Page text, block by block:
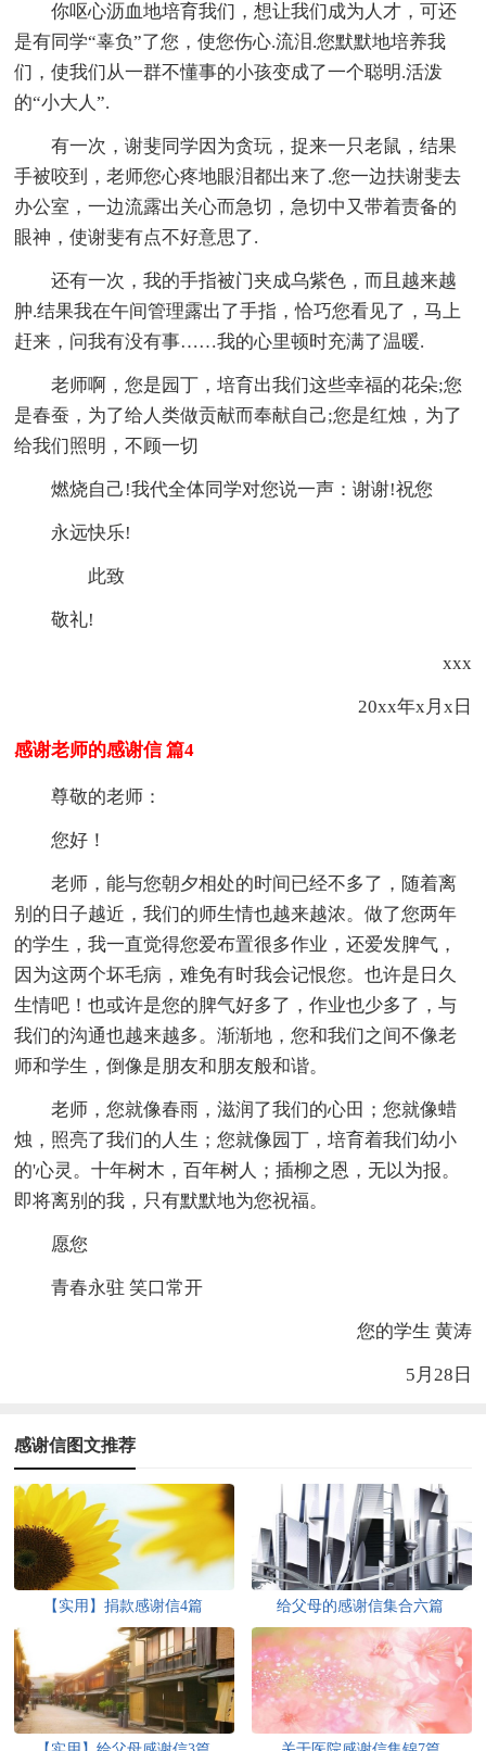
你呕心沥血地培育我们，想让我们成为人才，可还
是有同学“辜负”了您，使您伤心.流泪.您默默地培养我
们，使我们从一群不懂事的小孩变成了一个聪明.活泼
的“小大人”.
有一次，谢斐同学因为贪玩，捉来一只老鼠，结果
手被咬到，老师您心疼地眼泪都出来了.您一边扶谢斐去
办公室，一边流露出关心而急切，急切中又带着责备的
眼神，使谢斐有点不好意思了.
还有一次，我的手指被门夹成乌紫色，而且越来越
肿.结果我在午间管理露出了手指，恰巧您看见了，马上
赶来，问我有没有事……我的心里顿时充满了温暖.
老师啊，您是园丁，培育出我们这些幸福的花朵;您
是春蚕，为了给人类做贡献而奉献自己;您是红烛，为了
给我们照明，不顾一切
燃烧自己!我代全体同学对您说一声：谢谢!祝您
永远快乐!
此致
敬礼!
xxx
20xx年x月x日
感谢老师的感谢信 篇4
尊敬的老师：
您好！
老师，能与您朝夕相处的时间已经不多了，随着离
别的日子越近，我们的师生情也越来越浓。做了您两年
的学生，我一直觉得您爱布置很多作业，还爱发脾气，
因为这两个坏毛病，难免有时我会记恨您。也许是日久
生情吧！也或许是您的脾气好多了，作业也少多了，与
我们的沟通也越来越多。渐渐地，您和我们之间不像老
师和学生，倒像是朋友和朋友般和谐。
老师，您就像春雨，滋润了我们的心田；您就像蜡
烛，照亮了我们的人生；您就像园丁，培育着我们幼小
的'心灵。十年树木，百年树人；插柳之恩，无以为报。
即将离别的我，只有默默地为您祝福。
愿您
青春永驻 笑口常开
您的学生 黄涛
5月28日
感谢信图文推荐
【实用】捐款感谢信4篇 给父母的感谢信集合六篇